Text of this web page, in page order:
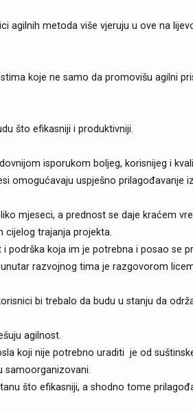
agilnih metoda više vjeruju u ove na
koje ne samo da promovišu agilni
što efikasniji i produktivniji.
isporukom boljeg, korisnijeg i
omogućavaju uspješno prilagođavanje
mjeseci, a prednost se daje kraćem
cijelog trajanja projekta.
podrška koja im je potrebna i posao se
razvojnog tima je razgovorom
bi trebalo da budu u stanju da
agilnost.
koji nije potrebno uraditi je od
samoorganizovani.
što efikasniji, a shodno tome